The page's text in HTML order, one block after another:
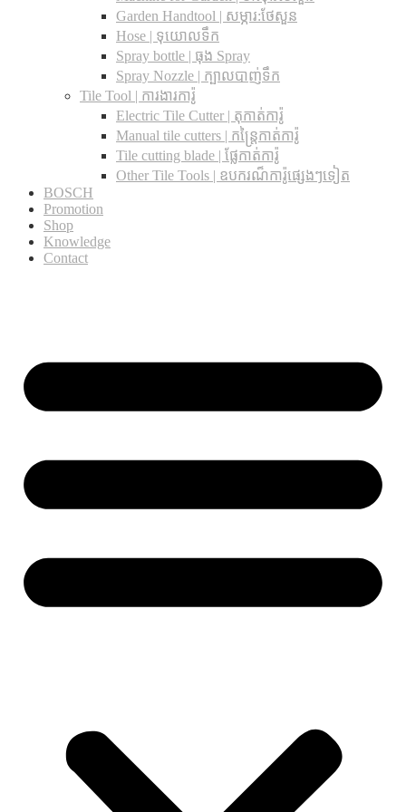
Garden Handtool | សម្ភារ:ថែសួន
Hose | ទុយោលទឹក
Spray bottle | ធុង Spray
Spray Nozzle | ក្បាលបាញ់ទឹក
Tile Tool | ការងារការ៉ូ
Electric Tile Cutter | តុកាត់ការ៉ូ
Manual tile cutters | កន្ត្រៃកាត់ការ៉ូ
Tile cutting blade | ផ្លែកាត់ការ៉ូ
Other Tile Tools | ឧបករណ៏ការ៉ូផ្សេងៗទៀត
BOSCH
Promotion
Shop
Knowledge
Contact